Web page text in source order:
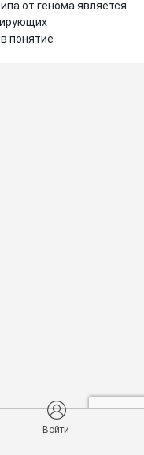
от генома является
понятие
Войти